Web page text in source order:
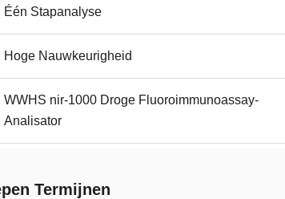
Één Stapanalyse
Hoge Nauwkeurigheid
WWHS nir-1000 Droge Fluoroimmunoassay-
Analisator
Termijnen